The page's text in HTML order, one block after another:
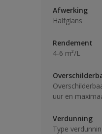
Afwerking
Halfglans
Rendement
4-6 m²/L
uur en
Verdunning
Type